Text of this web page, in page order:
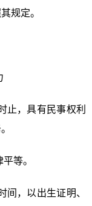
规定。
，具有民事权利
等。
，以出生证明、